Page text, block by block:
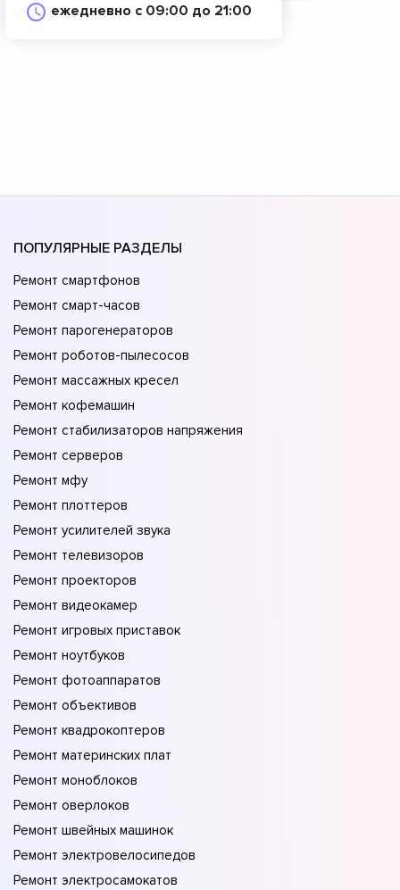
ежедневно с 09:00 до 21:00
ПОПУЛЯРНЫЕ РАЗДЕЛЫ
Ремонт смартфонов
Ремонт смарт-часов
Ремонт парогенераторов
Ремонт роботов-пылесосов
Ремонт массажных кресел
Ремонт кофемашин
Ремонт стабилизаторов напряжения
Ремонт серверов
Ремонт мфу
Ремонт плоттеров
Ремонт усилителей звука
Ремонт телевизоров
Ремонт проекторов
Ремонт видеокамер
Ремонт игровых приставок
Ремонт ноутбуков
Ремонт фотоаппаратов
Ремонт объективов
Ремонт квадрокоптеров
Ремонт материнских плат
Ремонт моноблоков
Ремонт оверлоков
Ремонт швейных машинок
Ремонт электровелосипедов
Ремонт электросамокатов